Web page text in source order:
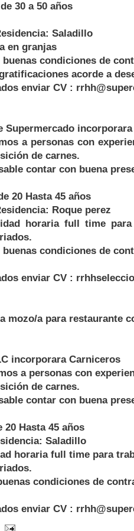
30 a 50 años
Saladillo
en granjas
buenas condiciones de
acorde a
enviar CV :
Supermercado
a personas con
de carnes.
contar con buena
20 Hasta 45 años
Roque perez
horaria full time
buenas condiciones de
enviar CV :
mozo/a para restaurante
incorporara Carniceros
a personas con
de carnes.
contar con buena
20 Hasta 45 años
Saladillo
horaria full time para
condiciones de
enviar CV :